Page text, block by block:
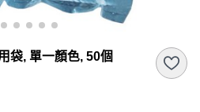
袋, 單一顏色, 50個